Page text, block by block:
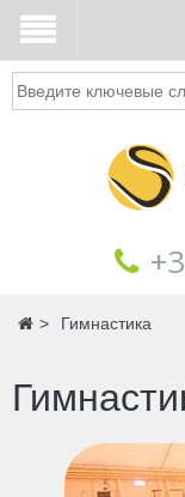
Поиск
Главная
Гимнастика